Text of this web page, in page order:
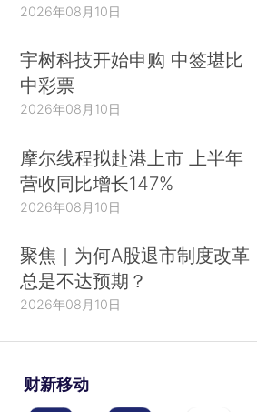
2026年08月10日
宇树科技开始申购 中签堪比
中彩票
2026年08月10日
摩尔线程拟赴港上市 上半年
营收同比增长147%
2026年08月10日
聚焦｜为何A股退市制度改革
总是不达预期？
2026年08月10日
财新移动